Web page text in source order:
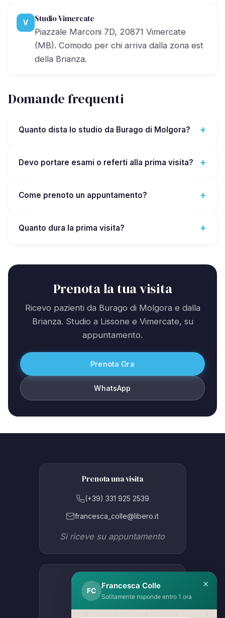
V Studio Vimercate
Piazzale Marconi 7D, 20871 Vimercate
(MB). Comodo per chi arriva dalla zona est
della Brianza.
Domande frequenti
Quanto dista lo studio da Burago di Molgora?
Devo portare esami o referti alla prima visita?
Come prenoto un appuntamento?
Quanto dura la prima visita?
Prenota la tua visita
Ricevo pazienti da Burago di Molgora e dalla
Brianza. Studio a Lissone e Vimercate, su
appuntamento.
Prenota Ora
WhatsApp
Prenota una visita
(+39) 331 925 2539
francesca_colle@libero.it
Si riceve su appuntamento
Studio Lissone
Via Como 47B
×
FC
Francesca Colle
Solitamente risponde entro 1 ora